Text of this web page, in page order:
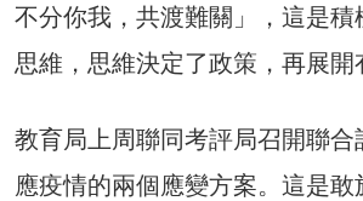
不分你我，共渡難關」，這是積
思維，思維決定了政策，再展開
教育局上周聯同考評局召開聯合
應疫情的兩個應變方案。這是